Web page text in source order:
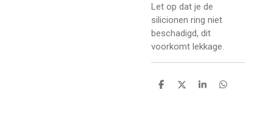
Let op dat je de
silicionen ring niet
beschadigd, dit
voorkomt lekkage.
D
D
S
D